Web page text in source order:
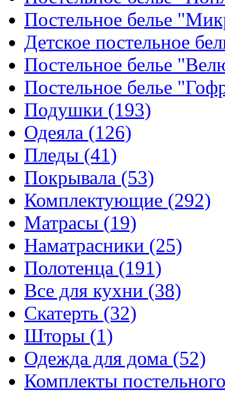
Постельное белье
Детское постельное
Постельное белье
Постельное белье
Подушки (193)
Одеяла (126)
Пледы (41)
Покрывала (53)
Комплектующие (292)
Матрасы (19)
Наматрасники (25)
Полотенца (191)
Все для кухни (38)
Скатерть (32)
Шторы (1)
Одежда для дома (52)
Комплекты